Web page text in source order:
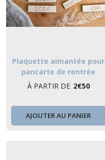
Plaquette aimantée pour
pancarte de rentrée
scolaire - "Mes Souvenirs
À PARTIR DE 2€50
AJOUTER AU PANIER